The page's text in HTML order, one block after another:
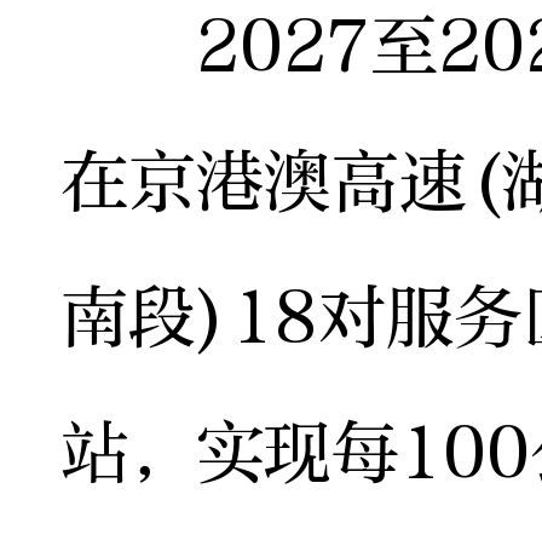
2027至
在京港澳高速(
南段)18对服务
站，实现每